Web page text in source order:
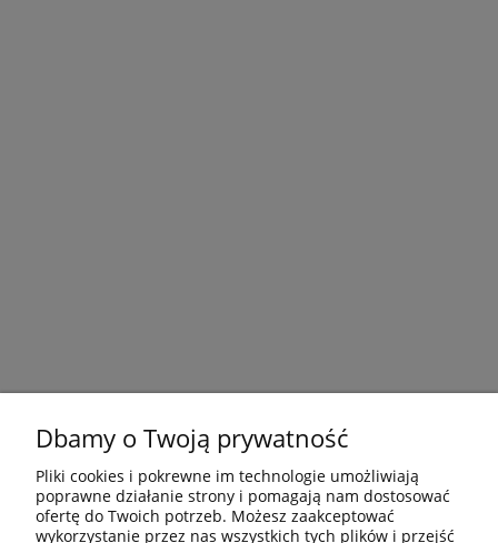
Dbamy o Twoją prywatność
Pliki cookies i pokrewne im technologie umożliwiają
poprawne działanie strony i pomagają nam dostosować
ofertę do Twoich potrzeb. Możesz zaakceptować
wykorzystanie przez nas wszystkich tych plików i przejść